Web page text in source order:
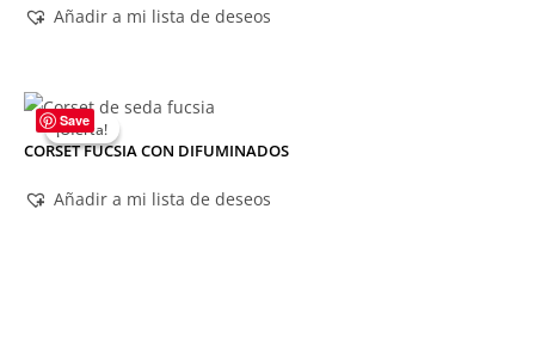
Añadir a mi lista de deseos
Save
¡Oferta!
¡Oferta!
CORSET FUCSIA CON DIFUMINADOS
Añadir a mi lista de deseos